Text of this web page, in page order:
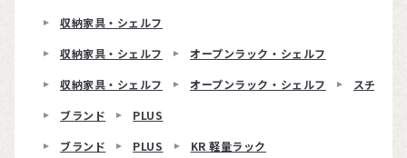
収納家具・シェルフ
収納家具・シェルフ
オープンラック・シェルフ
収納家具・シェルフ
オープンラック・シェルフ
スチール
ブランド
PLUS
ブランド
PLUS
KR 軽量ラック